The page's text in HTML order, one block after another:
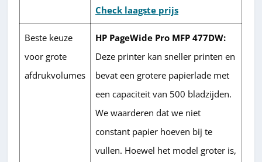
Check laagste prijs
Beste keuze
voor grote
afdrukvolumes
HP PageWide Pro MFP 477DW:
Deze printer kan sneller printen en
bevat een grotere papierlade met
een capaciteit van 500 bladzijden.
We waarderen dat we niet
constant papier hoeven bij te
vullen. Hoewel het model groter is,